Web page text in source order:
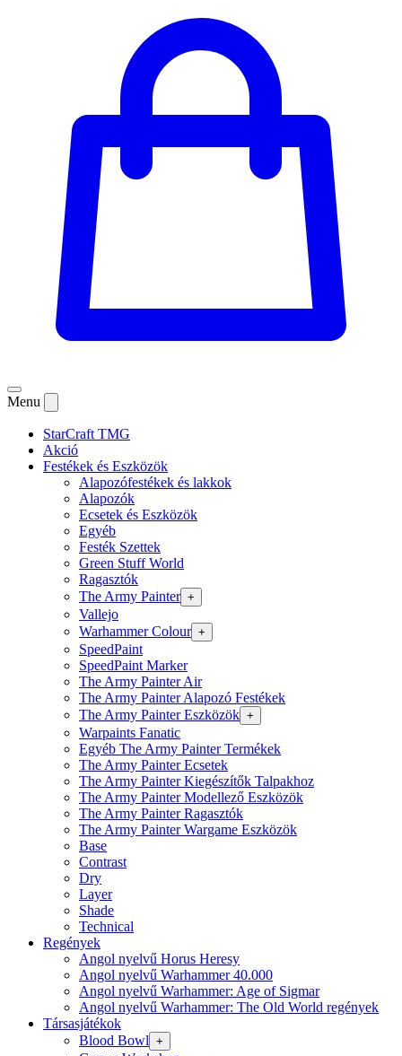
Menu
StarCraft TMG
Akció
Festékek és Eszközök
Alapozófestékek és lakkok
Alapozók
Ecsetek és Eszközök
Egyéb
Festék Szettek
Green Stuff World
Ragasztók
The Army Painter +
Vallejo
Warhammer Colour +
SpeedPaint
SpeedPaint Marker
The Army Painter Air
The Army Painter Alapozó Festékek
The Army Painter Eszközök +
Warpaints Fanatic
Egyéb The Army Painter Termékek
The Army Painter Ecsetek
The Army Painter Kiegészítők Talpakhoz
The Army Painter Modellező Eszközök
The Army Painter Ragasztók
The Army Painter Wargame Eszközök
Base
Contrast
Dry
Layer
Shade
Technical
Regények
Angol nyelvű Horus Heresy
Angol nyelvű Warhammer 40.000
Angol nyelvű Warhammer: Age of Sigmar
Angol nyelvű Warhammer: The Old World regények
Társasjátékok
Blood Bowl +